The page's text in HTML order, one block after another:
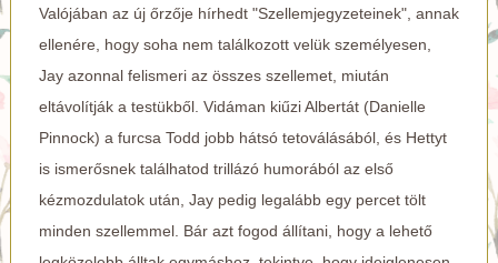
Valójában az új őrzője hírhedt "Szellemjegyzeteinek", annak
ellenére, hogy soha nem találkozott velük személyesen,
Jay azonnal felismeri az összes szellemet, miután
eltávolítják a testükből. Vidáman kiűzi Albertát (Danielle
Pinnock) a furcsa Todd jobb hátsó tetoválásából, és Hettyt
is ismerősnek találhatod trillázó humorából az első
kézmozdulatok után, Jay pedig legalább egy percet tölt
minden szellemmel. Bár azt fogod állítani, hogy a lehető